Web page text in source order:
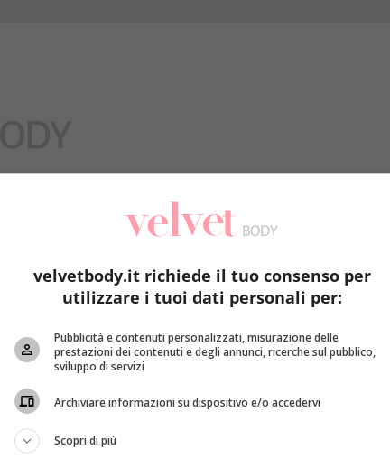
velvetbody.it richiede il tuo consenso per
utilizzare i tuoi dati personali per:
Pubblicità e contenuti personalizzati, misurazione delle
prestazioni dei contenuti e degli annunci, ricerche sul pubblico,
sviluppo di servizi
Archiviare informazioni su dispositivo e/o accedervi
Scopri di più